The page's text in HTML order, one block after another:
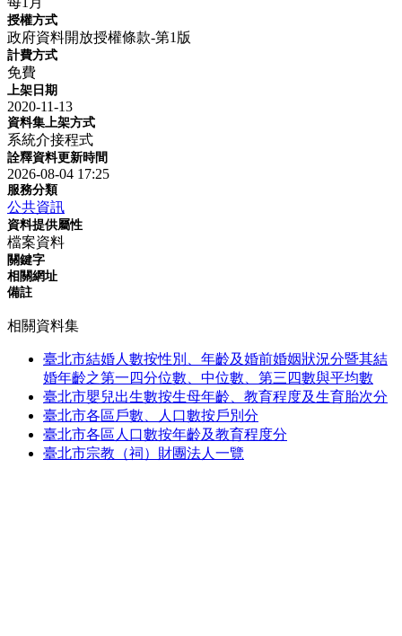
授權方式
政府資料開放授權條款-第1版
計費方式
免費
上架日期
2020-11-13
資料集上架方式
系統介接程式
詮釋資料更新時間
2026-08-04 17:25
服務分類
公共資訊
資料提供屬性
檔案資料
關鍵字
相關網址
備註
相關資料集
臺北市結婚人數按性別、年齡及婚前婚姻狀況分暨其結
婚年齡之第一四分位數、中位數、第三四數與平均數
臺北市嬰兒出生數按生母年齡、教育程度及生育胎次分
臺北市各區戶數、人口數按戶別分
臺北市各區人口數按年齡及教育程度分
臺北市宗教（祠）財團法人一覽